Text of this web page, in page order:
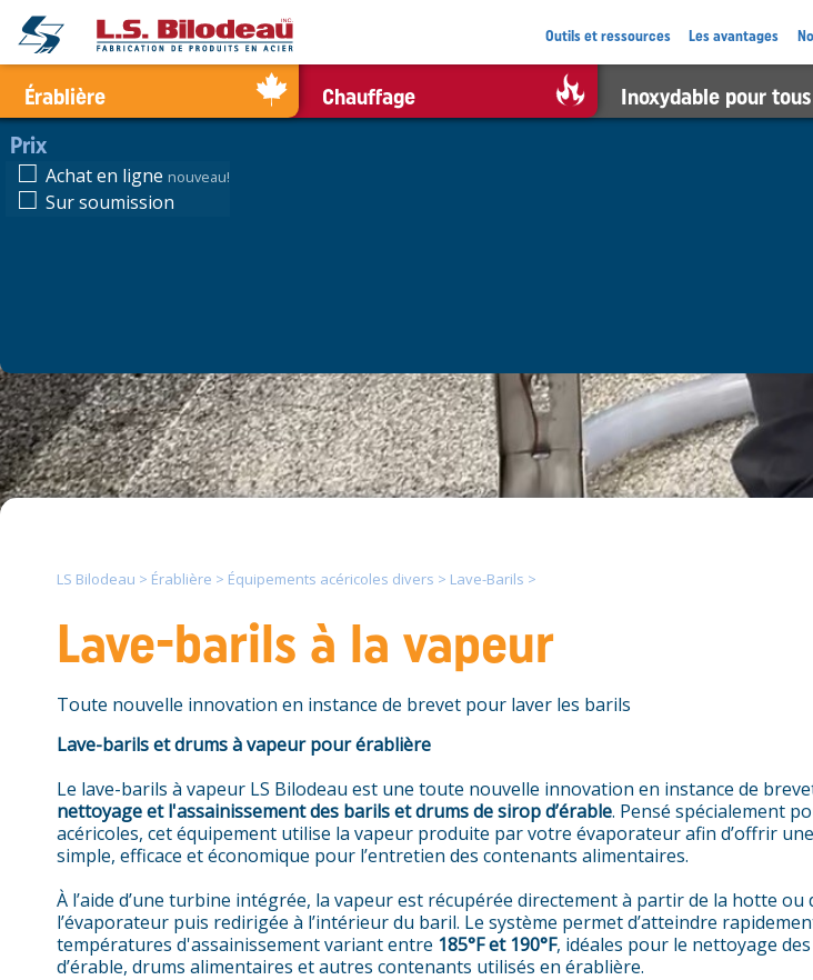
Érablière Chauffage Inoxydable pour tous
Outils et ressources Les avantages
0
Prix
Achat en ligne nouveau!
Sur soumission
LS Bilodeau > Érablière > Équipements acéricoles divers > Lave-Barils >
Lave-barils à la vapeur
Toute nouvelle innovation en instance de brevet pour laver les barils
Lave-barils et drums à vapeur pour érablière
Le lave-barils à vapeur LS Bilodeau est une toute nouvelle innovation en instance de
nettoyage et l'assainissement des barils et drums de sirop d’érable. Pensé spécialement
acéricoles, cet équipement utilise la vapeur produite par votre évaporateur afin d’offrir
simple, efficace et économique pour l’entretien des contenants alimentaires.
À l’aide d’une turbine intégrée, la vapeur est récupérée directement à partir de la hotte ou
l’évaporateur puis redirigée à l’intérieur du baril. Le système permet d’atteindre
températures d'assainissement variant entre 185°F et 190°F, idéales pour le nettoyage
d’érable, drums alimentaires et autres contenants utilisés en érablière.